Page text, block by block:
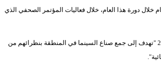
خلال دورة هذا العام، خلال فعاليات المؤتمر الصحفي الذي
وأشارت اللجنة إلى أن الدورة الثالثة التي تقام خلال الفترة من 19 إلى 27 سبتمبر/ أيلول 2019 "تهدف إلى جمع صناع السينما في المنطقة بنظرائهم من